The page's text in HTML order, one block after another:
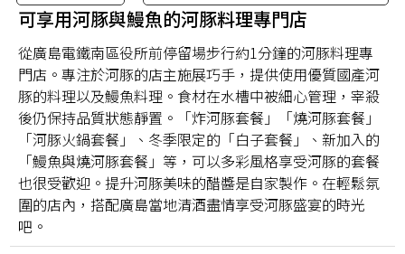
可享用河豚與鰻魚的河豚料理專門店
從廣島電鐵南區役所前停留場步行約1分鐘的河豚料理專
門店。專注於河豚的店主施展巧手，提供使用優質國產河
豚的料理以及鰻魚料理。食材在水槽中被細心管理，宰殺
後仍保持品質狀態靜置。「炸河豚套餐」「燒河豚套餐」
「河豚火鍋套餐」、冬季限定的「白子套餐」、新加入的
「鰻魚與燒河豚套餐」等，可以多彩風格享受河豚的套餐
也很受歡迎。提升河豚美味的醋醬是自家製作。在輕鬆氛
圍的店內，搭配廣島當地清酒盡情享受河豚盛宴的時光
吧。